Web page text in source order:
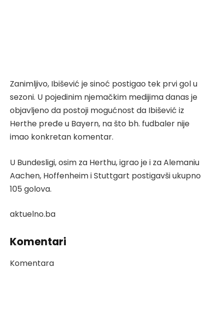
Zanimljivo, Ibišević je sinoć postigao tek prvi gol u
sezoni. U pojedinim njemačkim medijima danas je
objavljeno da postoji mogućnost da Ibišević iz
Herthe pređe u Bayern, na što bh. fudbaler nije
imao konkretan komentar.
U Bundesligi, osim za Herthu, igrao je i za Alemaniu
Aachen, Hoffenheim i Stuttgart postigavši ukupno
105 golova.
aktuelno.ba
Komentari
Komentara